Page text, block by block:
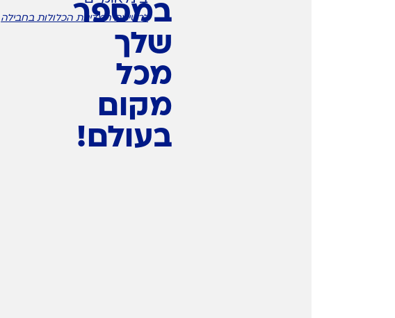
במספר
שלך
מכל
מקום
בעולם!
לרשימת המדינות הכלולות בחבילה